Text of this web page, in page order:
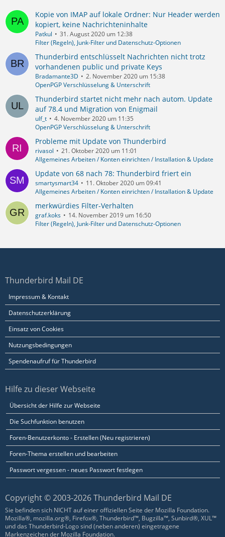
Kopie von IMAP auf lokale Ordner: Nur Header werden
kopiert, keine Nachrichteninhalte
Patkul
31. August 2020 um 12:38
Filter (Regeln), Junk-Filter und Datenschutz-Optionen
Thunderbird entschlüsselt Nachrichten nicht trotz
vorhandenen public und private Keys
Bradamante3D
2. November 2020 um 15:38
OpenPGP Verschlüsselung & Unterschrift
Thunderbird startet nicht mehr nach autom. Update
auf 78.4 und Migration von Enigmail
ulf_t
4. November 2020 um 11:35
OpenPGP Verschlüsselung & Unterschrift
Probleme mit Update von Thunderbird
rivasol
21. Oktober 2020 um 11:01
Allgemeines Arbeiten / Konten einrichten / Installation & Update
Update von 68 nach 78: Thunderbird friert ein
smartysmart34
11. Oktober 2020 um 09:41
Allgemeines Arbeiten / Konten einrichten / Installation & Update
merkwürdies Filter-Verhalten
graf.koks
14. November 2019 um 16:50
Filter (Regeln), Junk-Filter und Datenschutz-Optionen
Thunderbird Mail DE
Impressum & Kontakt
Datenschutzerklärung
Einsatz von Cookies
Nutzungsbedingungen
Spendenaufruf für Thunderbird
Hilfe zu dieser Webseite
Übersicht der Hilfe zur Webseite
Die Suchfunktion benutzen
Foren-Benutzerkonto - Erstellen (Neu registrieren)
Foren-Thema erstellen und bearbeiten
Passwort vergessen - neues Passwort festlegen
Copyright © 2003-2026 Thunderbird Mail DE
Sie befinden sich NICHT auf einer offiziellen Seite der Mozilla Foundation.
Mozilla®, mozilla.org®, Firefox®, Thunderbird™, Bugzilla™, Sunbird®, XUL™
und das Thunderbird-Logo sind (neben anderen) eingetragene
Markenzeichen der Mozilla Foundation.